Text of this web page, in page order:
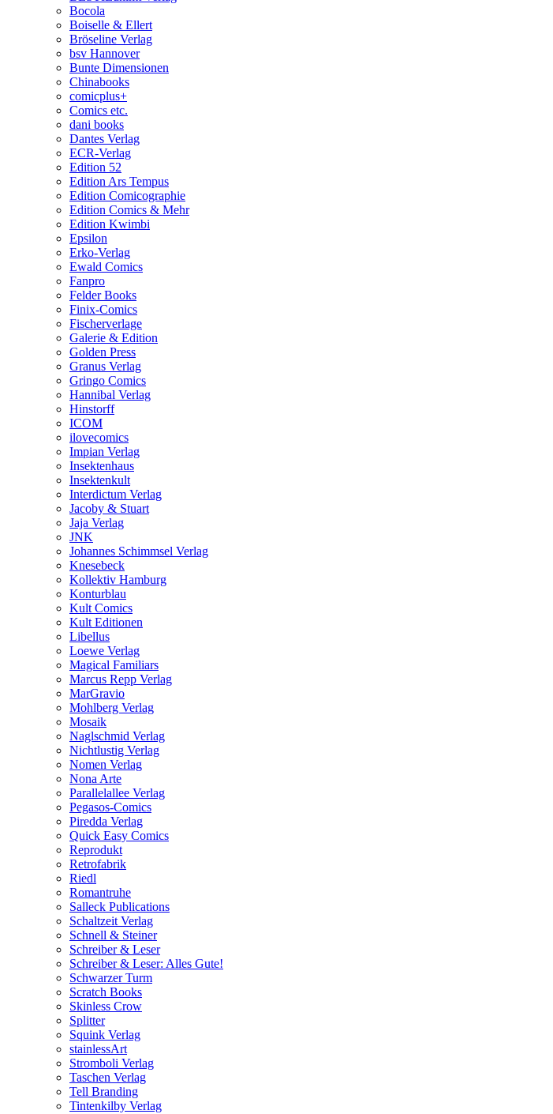
Bocola
Boiselle & Ellert
Bröseline Verlag
bsv Hannover
Bunte Dimensionen
Chinabooks
comicplus+
Comics etc.
dani books
Dantes Verlag
ECR-Verlag
Edition 52
Edition Ars Tempus
Edition Comicographie
Edition Comics & Mehr
Edition Kwimbi
Epsilon
Erko-Verlag
Ewald Comics
Fanpro
Felder Books
Finix-Comics
Fischerverlage
Galerie & Edition
Golden Press
Granus Verlag
Gringo Comics
Hannibal Verlag
Hinstorff
ICOM
ilovecomics
Impian Verlag
Insektenhaus
Insektenkult
Interdictum Verlag
Jacoby & Stuart
Jaja Verlag
JNK
Johannes Schimmsel Verlag
Knesebeck
Kollektiv Hamburg
Konturblau
Kult Comics
Kult Editionen
Libellus
Loewe Verlag
Magical Familiars
Marcus Repp Verlag
MarGravio
Mohlberg Verlag
Mosaik
Naglschmid Verlag
Nichtlustig Verlag
Nomen Verlag
Nona Arte
Parallelallee Verlag
Pegasos-Comics
Piredda Verlag
Quick Easy Comics
Reprodukt
Retrofabrik
Riedl
Romantruhe
Salleck Publications
Schaltzeit Verlag
Schnell & Steiner
Schreiber & Leser
Schreiber & Leser: Alles Gute!
Schwarzer Turm
Scratch Books
Skinless Crow
Splitter
Squink Verlag
stainlessArt
Stromboli Verlag
Taschen Verlag
Tell Branding
Tintenkilby Verlag